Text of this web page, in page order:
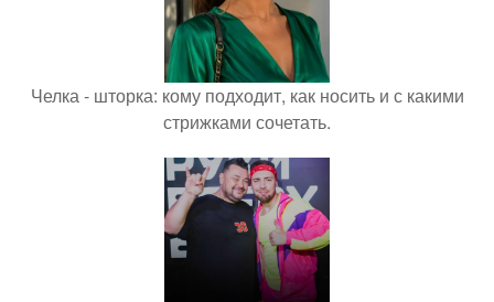
Челка - шторка: кому подходит, как носить и с какими
стрижками сочетать.